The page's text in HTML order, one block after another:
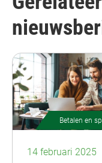
Betalen en
14 februari 2025